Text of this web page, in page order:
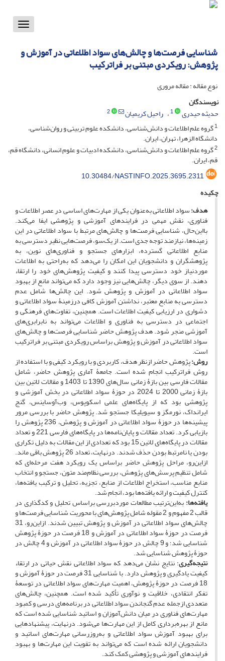
Toggle
شناسایی فرصت‌ها و چالش‌های سواد اطلاعاتی در آموزش و
پژوهش: رویکردی مبتنی بر فراترکیب
نوع مقاله : مقاله مروری
نویسندگان
حدیثه حیدری
1 راحیل کریمیان
2
1گروه علم اطلاعات و دانش‌شناسی، دانشکده علوم تربیتی و روان‌شناسی،
دانشگاه الزهرا، تهران، ایران.
2گروه علم اطلاعات و دانش‌شناسی، دانشکده ادبیات و علوم انسانی، دانشگاه قم،
قم، ایران.
10.30484/NASTINFO.2025.3695.2311
چکیده
هدف:سواد اطلاعاتی به‌عنوان یکی از مهارت‌های اساسی در عصر اطلاعات و
فناوری، نقش مهمی در فرایندهای آموزشی و پژوهشی ایفا می‌کند.
بااین‌حال، شناسایی فرصت‌ها و چالش‌های مرتبط با سواد اطلاعاتی در این
زمینه‌ها، نیازمند توجه جدی است. از یک‌سو، فرصت‌هایی نظیر دسترسی به
منابع اطلاعاتی گسترده، ابزارهای جستجو و فناوری‌های نوین، به
پژوهشگران و دانشجویان این امکان را می‌دهد که به‌راحتی به اطلاعات
موردنیاز خود دسترسی پیدا کنند و کیفیت پژوهش‌های خود را ارتقاء
دهند. از سوی دیگر، چالش‌هایی نیز وجود دارد که می‌تواند مانع از بهبود
سواد اطلاعاتی در آموزش و پژوهش شود. این چالش‌ها شامل عدم
دسترسی به منابع معتبر، نداشتن آموزش کافی درزمینۀ سواد اطلاعاتی و
دشواری در ارزیابی کیفیت اطلاعات است. همچنین، تفاوت‌های فرهنگی و
اجتماعی در دسترسی به فناوری و اطلاعات می‌تواند به نابرابری‌های
آموزشی منجر شود. هدف پژوهش حاضر شناسایی فرصت‌ها و چالش‌های
سواد اطلاعاتی در آموزش و پژوهش براساس رویکردی مبتنی بر فراترکیب
است.
روش:پژوهش حاضر ازنظر هدف، کاربردی و با رویکرد کیفی و با استفاده از
روش فراترکیب انجام شده است. جامعۀ آماری پژوهش حاضر، شامل
مقالات فارسی بین بازۀ زمانی سال‌های 1390 تا 1403 و مقالات لاتین بین
بازۀ زمانی 2000 تا 2024 در حوزۀ سواد اطلاعاتی در بخش آموزشی و
پژوهشی بود که از پایگاه‌های علمی اسکوپوس، وب‌آو‌ساینس، گنج
ایرانداک، نورمگز و سیویلیکا جستجو شد. پژوهش حاضر با بررسی مرور
پیشینه‌ها در حوزۀ سواد اطلاعاتی در آموزش و پژوهش، 236 پژوهش را
بازیابی کرد. تعداد مقالات و پایان‌نامه‌ها در پایگاه‌های فارسی 221 و تعداد
مقالات در پایگاه‌های لاتین 15 بود که تعدادی از این مقالات به دلیل تکراری
بودن یا نامرتبط بودن حذف شدند. درنهایت، تعداد 26 پژوهش باقی ماند.
ازاین‌رو، مراحل پژوهش حاضر براساس یک رویکرد هفت مرحله‌ای که
شامل تنظیم پرسش‌های پژوهش، بررسی نظام‌مند متون، جستجو و انتخاب
منابع مناسب، استخراج اطلاعات از منابع، تجزیه، تحلیل و ترکیب یافته‌ها،
کنترل کیفیت و ارائه یافته‌ها بود، انجام شد.
یافته‌ها:به‌این‌ترتیب مطالعات موردبررسی براساس تحلیل و کدگذاری در
قالب 2 مفهوم و 2 مقوله شامل پژوهش‌های با محوریت شناسایی فرصت‌ها و
چالش‌های سواد اطلاعاتی در آموزش و پژوهش تبیین شدند. ازاین‌رو، 31
فرصت در حوزۀ سواد اطلاعاتی در آموزش و 18 فرصت در حوزۀ پژوهش
شناسایی شد؛ و 9 چالش در حوزۀ سواد اطلاعاتی در آموزش و 4 چالش در
حوزۀ پژوهش شناسایی شد.
نتیجهگیری: نتایج نشان می‌دهد که سواد اطلاعاتی نقش حیاتی در ارتقاء
کیفیت یادگیری و پژوهش دارد. با شناسایی 31 فرصت در حوزۀ آموزش و
18 فرصت در حوزۀ پژوهش، اهمیت مهارت‌های سواد اطلاعاتی در توسعۀ
تفکر انتقادی، خلاقیت و نوآوری تأکید شده است. همچنین، چالش‌های
متعددی ازجمله عدم گنجاندن سواد اطلاعاتی در برنامه‌های درسی و کمبود
مهارت‌های فناوری در میان دانش‌آموزان و اساتید شناسایی شده است که
مانع از بهره‌برداری کامل از این مهارت‌ها می‌شود. درنهایت، پیشنهاد‌هایی
برای بهبود آموزش سواد اطلاعاتی و به‌روزرسانی مهارت‌های اساتید و
دانشجویان ارائه شده است که می‌تواند به تقویت این مهارت‌ها و بهبود
فرایندهای آموزشی و پژوهشی کمک کند.